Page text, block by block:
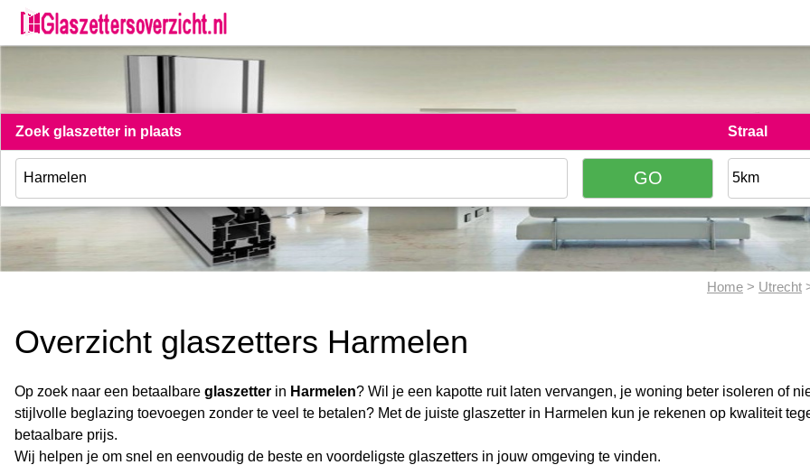
Zoek glaszetter in plaats Straal
Home > Utrecht
Overzicht glaszetters Harmelen
Op zoek naar een betaalbare glaszetter in Harmelen? Wil je een kapotte ruit laten vervangen, je woning beter isoleren of
stijlvolle beglazing toevoegen zonder te veel te betalen? Met de juiste glaszetter in Harmelen kun je rekenen op kwaliteit
betaalbare prijs.
Wij helpen je om snel en eenvoudig de beste en voordeligste glaszetters in jouw omgeving te vinden.